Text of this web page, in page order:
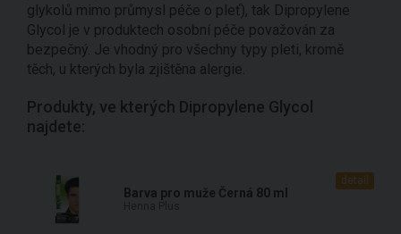
glykolů mimo průmysl péče o pleť), tak Dipropylene
Glycol je v produktech osobní péče považován za
bezpečný. Je vhodný pro všechny typy pleti, kromě
těch, u kterých byla zjištěna alergie.
Produkty, ve kterých Dipropylene Glycol
najdete:
Barva pro muže Černá 80 ml
detail